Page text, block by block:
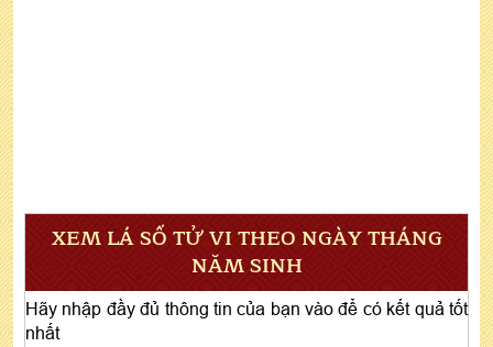
XEM LÁ SỐ TỬ VI THEO NGÀY THÁNG
NĂM SINH
Hãy nhập đầy đủ thông tin của bạn vào để có kết quả tốt
nhất